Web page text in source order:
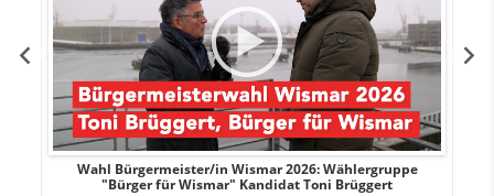
Wahl Bürgermeister/in Wismar 2026: Wählergruppe
"Bürger für Wismar" Kandidat Toni Brüggert